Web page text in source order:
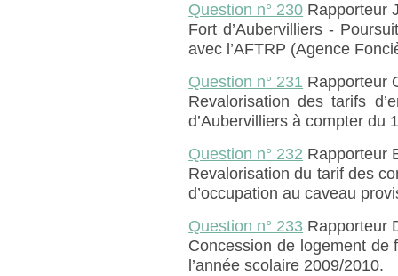
Question n° 230 Rapporteur
Fort d’Aubervilliers -
avec l’AFTRP (Agence
Question n° 231 Rapporteur
Revalorisation des tarifs
d’Aubervilliers à compter du
Question n° 232 Rapporteur
Revalorisation du tarif des
d’occupation au caveau
Question n° 233 Rapporteur
Concession de logement de
l’année scolaire 2009/2010.